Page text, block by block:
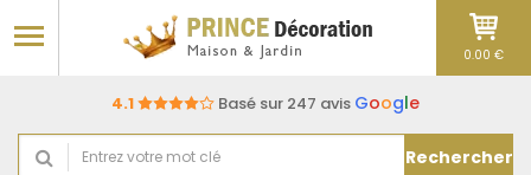
4.1 Basé sur 247 avis Google
Rechercher
0.00 €